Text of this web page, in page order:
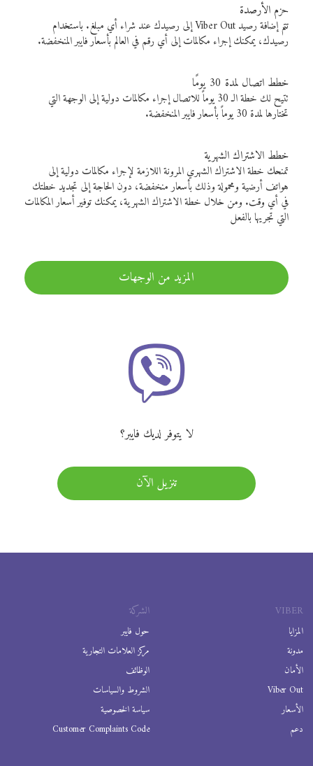
حزم الأرصدة
تتم إضافة رصيد Viber Out إلى رصيدك عند شراء أي مبلغ. باستخدام
رصيدك، يمكنك إجراء مكالمات إلى أي رقم في العالم بأسعار فايبر المنخفضة.
خطط اتصال لمدة 30 يومًا
تتيح لك خطة الـ 30 يوماً للاتصال إجراء مكالمات دولية إلى الوجهة التي
تختارها لمدة 30 يوماً بأسعار فايبر المنخفضة.
خطط الاشتراك الشهرية
تمنحك خطة الاشتراك الشهري المرونة اللازمة لإجراء مكالمات دولية إلى
هواتف أرضية ومحمولة وذلك بأسعار منخفضة، دون الحاجة إلى تجديد خطتك
في أي وقت. ومن خلال خطة الاشتراك الشهرية، يمكنك توفير أسعار المكالمات
التي تجريها بالفعل
المزيد من الوجهات
لا يتوفر لديك فايبر؟
تنزيل الآن
VIBER
المزايا
مدونة
الأمان
Viber Out
الأسعار
دعم
الشركة
حول فايبر
مركز العلامات التجارية
الوظائف
الشروط والسياسات
سياسة الخصوصية
Customer Complaints Code